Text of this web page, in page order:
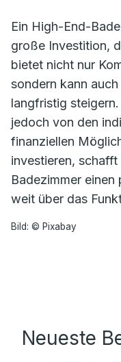
Ein High-End-
große Investition,
bietet nicht nur
sondern kann
langfristig
jedoch von den
finanziellen
investieren, schafft
Badezimmer
weit über das
Bild: © Pixabay
Neueste